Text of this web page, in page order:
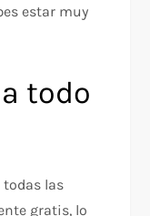
estar muy
todo
todas las
gratis, lo